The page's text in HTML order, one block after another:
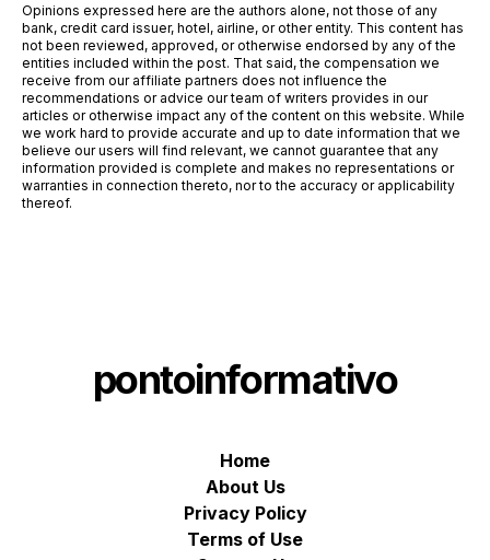
Opinions expressed here are the authors alone, not those of any
bank, credit card issuer, hotel, airline, or other entity. This content has
not been reviewed, approved, or otherwise endorsed by any of the
entities included within the post. That said, the compensation we
receive from our affiliate partners does not influence the
recommendations or advice our team of writers provides in our
articles or otherwise impact any of the content on this website. While
we work hard to provide accurate and up to date information that we
believe our users will find relevant, we cannot guarantee that any
information provided is complete and makes no representations or
warranties in connection thereto, nor to the accuracy or applicability
thereof.
pontoinformativo
Home
About Us
Privacy Policy
Terms of Use